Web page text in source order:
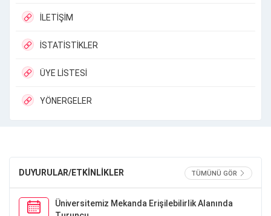
İLETİŞİM
İSTATİSTİKLER
ÜYE LİSTESİ
YÖNERGELER
DUYURULAR/ETKİNLİKLER TÜMÜNÜ GÖR
Üniversitemiz Mekanda Erişilebilirlik Alanında